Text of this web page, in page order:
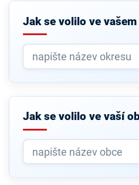
Jak se volilo ve vašem
Jak se volilo ve vaší